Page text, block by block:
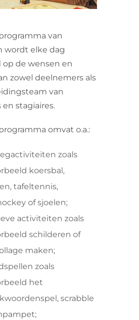
van
wordt elke dag
op de wensen en
zowel deelnemers als
van
stagiaires.
omvat o.a.:
zoals
koersbal,
tafeltennis,
of sjoelen;
activiteiten zoals
schilderen of
maken;
zoals
het
scrabble